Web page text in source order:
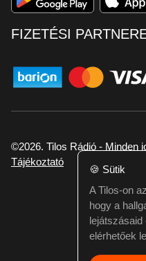
FIZETÉSI
©2026. Tilos Rádió - Minden
Tájékoztató
Ha hibát
🍪 Sütik
A Tilos-on
hogy a
elérhetőek